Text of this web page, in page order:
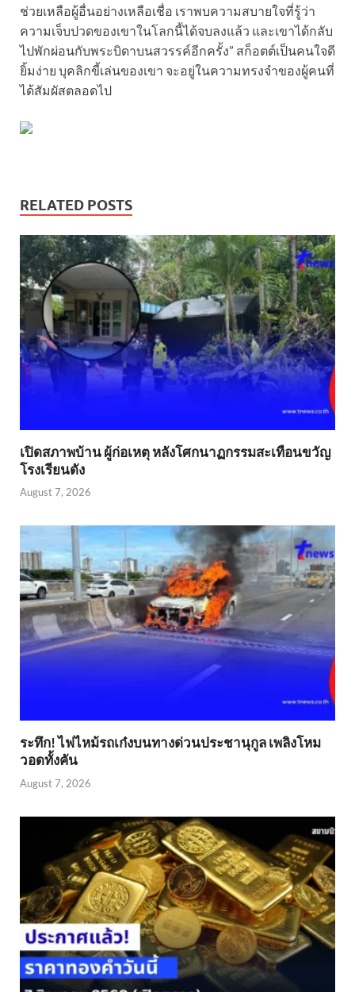
ช่วยเหลือผู้อื่นอย่างเหลือเชื่อ เราพบความสบายใจที่รู้ว่า
ความเจ็บปวดของเขาในโลกนี้ได้จบลงแล้ว และเขาได้กลับ
ไปพักผ่อนกับพระบิดาบนสวรรค์อีกครั้ง” สก็อตต์เป็นคนใจดี
ยิ้มง่าย บุคลิกขี้เล่นของเขา จะอยู่ในความทรงจำของผู้คนที่
ได้สัมผัสตลอดไป
RELATED POSTS
เปิดสภาพบ้าน ผู้ก่อเหตุ หลังโศกนาฏกรรมสะเทือนขวัญ
โรงเรียนดัง
August 7, 2026
ระทึก! ไฟไหม้รถเก๋งบนทางด่วนประชานุกูล เพลิงโหม
วอดทั้งคัน
August 7, 2026